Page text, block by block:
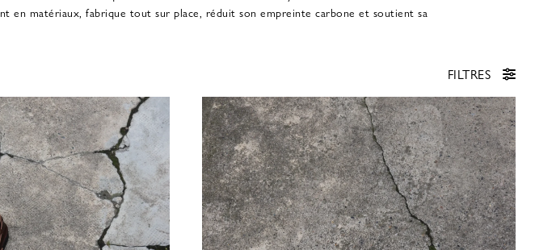
en matériaux, fabrique tout sur place, réduit son empreinte carbone et soutient sa
FILTRES